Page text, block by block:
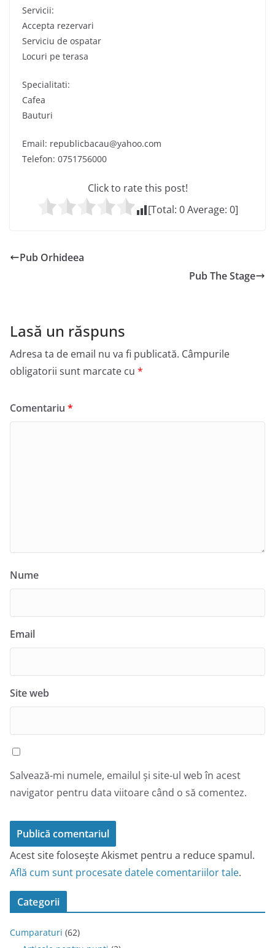
Servicii:
Accepta rezervari
Serviciu de ospatar
Locuri pe terasa
Specialitati:
Cafea
Bauturi
Email: republicbacau@yahoo.com
Telefon: 0751756000
Click to rate this post!
[Total: 0Average: 0]
Pub Orhideea
Pub The Stage
Lasă un răspuns
Adresa ta de email nu va fi publicată. Câmpurile
obligatorii sunt marcate cu *
Comentariu *
Nume
Email
Site web
Salvează-mi numele, emailul și site-ul web în acest
navigator pentru data viitoare când o să comentez.
Acest site folosește Akismet pentru a reduce spamul.
Află cum sunt procesate datele comentariilor tale.
Categorii
Cumparaturi (62)